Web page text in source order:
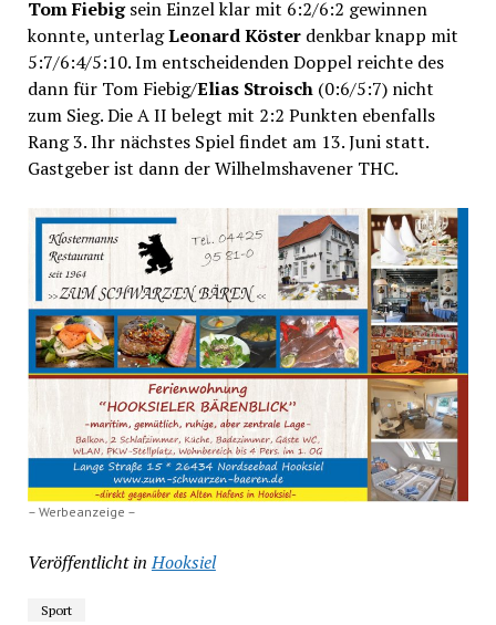
Tom Fiebigsein Einzel klar mit 6:2/6:2 gewinnen
konnte, unterlagLeonard Kösterdenkbar knapp mit
5:7/6:4/5:10. Im entscheidenden Doppel reichte des
dann für Tom Fiebig/Elias Stroisch(0:6/5:7) nicht
zum Sieg. Die A II belegt mit 2:2 Punkten ebenfalls
Rang 3. Ihr nächstes Spiel findet am 13. Juni statt.
Gastgeber ist dann der Wilhelmshavener THC.
– Werbeanzeige –
Veröffentlicht in Hooksiel
Sport